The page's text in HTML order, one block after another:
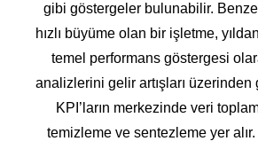
gibi göstergeler bulunabilir.
hızlı büyüme olan bir işletme, yıldan
temel performans göstergesi
analizlerini gelir artışları üzerinden
KPI’ların merkezinde veri
temizleme ve sentezleme yer